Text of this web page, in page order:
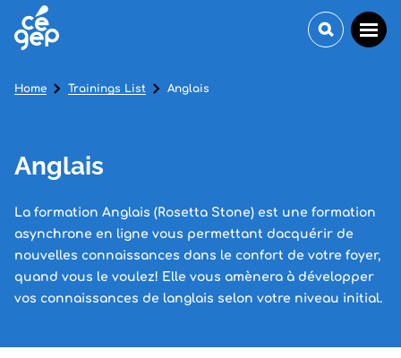
Anglais
La formation Anglais (Rosetta Stone) est une formation
asynchrone en ligne vous permettant dacquérir de
nouvelles connaissances dans le confort de votre foyer,
quand vous le voulez! Elle vous amènera à développer
vos connaissances de langlais selon votre niveau initial.
Home Trainings List Anglais